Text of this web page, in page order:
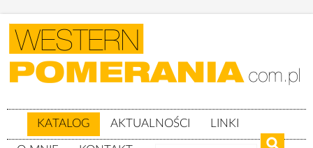
KATALOG AKTUALNOŚCI LINKI